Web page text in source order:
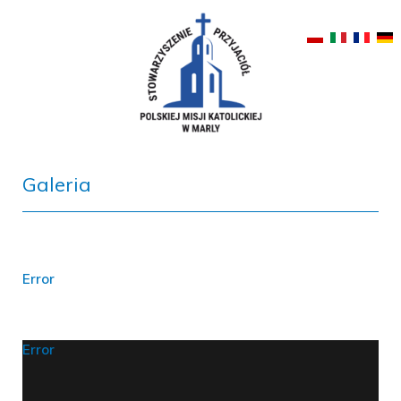
Galeria
Error
Error